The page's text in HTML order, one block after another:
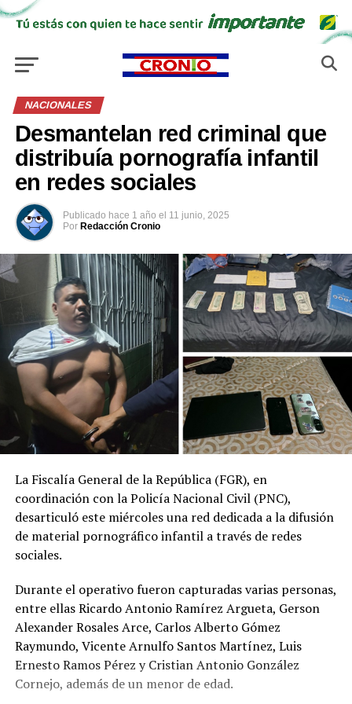
NACIONALES
Desmantelan red criminal que
distribuía pornografía infantil
en redes sociales
Publicado hace 1 año el 11 junio, 2025
Por Redacción Cronio
La Fiscalía General de la República (FGR), en
coordinación con la Policía Nacional Civil (PNC),
desarticuló este miércoles una red dedicada a la difusión
de material pornográfico infantil a través de redes
sociales.
Durante el operativo fueron capturadas varias personas,
entre ellas Ricardo Antonio Ramírez Argueta, Gerson
Alexander Rosales Arce, Carlos Alberto Gómez
Raymundo, Vicente Arnulfo Santos Martínez, Luis
Ernesto Ramos Pérez y Cristian Antonio González
Cornejo, además de un menor de edad.